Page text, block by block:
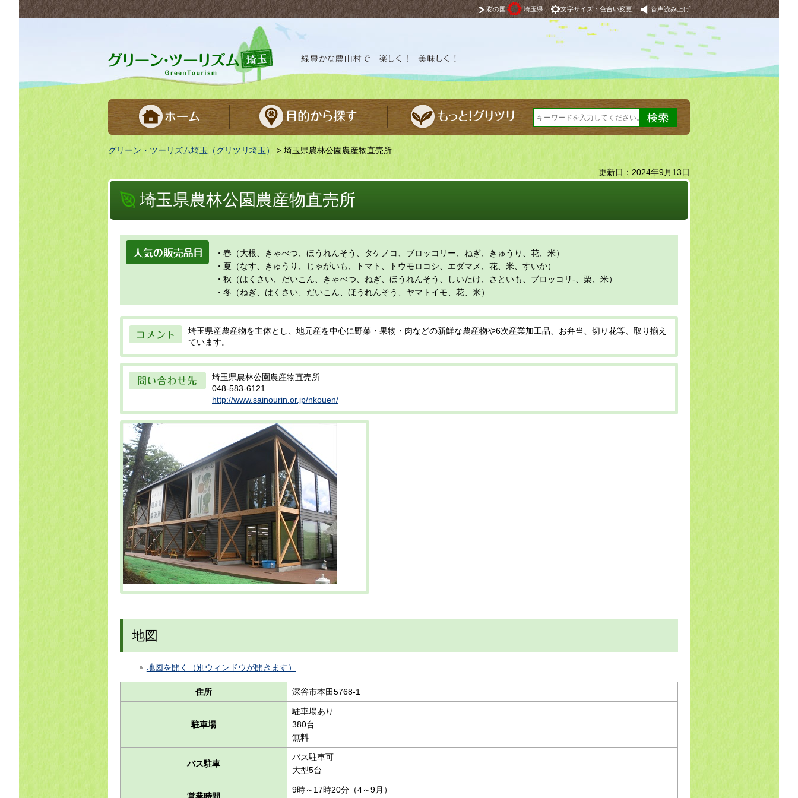
彩の国 埼玉県 文字サイズ・色合い変更 音声読み上げ
グリーンツーリズム埼玉 緑豊かな農山村で 楽しく！ 美味しく！
グリーン・ツーリズム埼玉（グリツリ埼玉） > 埼玉県農林公園農産物直売所
更新日：2024年9月13日
埼玉県農林公園農産物直売所
人気の販売品
・春（大根、きゃべつ、ほうれんそう、タケノコ、ブロッコリー、ねぎ、きゅうり、花、米）
・夏（なす、きゅうり、じゃがいも、トマト、トウモロコシ、エダマメ、花、米、すいか）
・秋（はくさい、だいこん、きゃべつ、ねぎ、ほうれんそう、しいたけ、さといも、ブロッコリ-、栗、米）
・冬（ねぎ、はくさい、だいこん、ほうれんそう、ヤマトイモ、花、米）
コメント
埼玉県産農産物を主体とし、地元産を中心に野菜・果物・肉などの新鮮な農産物や6次産業加工品、お弁当、切り花等、取り揃え
ています。
問い合わせ先
埼玉県農林公園農産物直売所
048-583-6121
http://www.sainourin.or.jp/nkouen/
地図
地図を開く（別ウィンドウが開きます）
住所 深谷市本田5768-1
駐車場
駐車場あり
380台
無料
バス駐車
バス駐車可
大型5台
9時～17時20分（4～9月）